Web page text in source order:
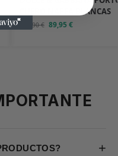
CUERO NAPPA BLANCAS
179,90€ 89,95€
+